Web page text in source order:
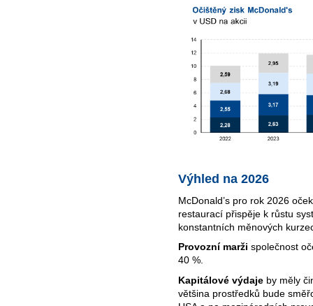
Výhled na 2026
McDonald’s pro rok 2026
restaurací přispěje k růstu
konstantních měnových
Provozní marži společnost
40 %.
Kapitálové výdaje by měly
většina prostředků bude